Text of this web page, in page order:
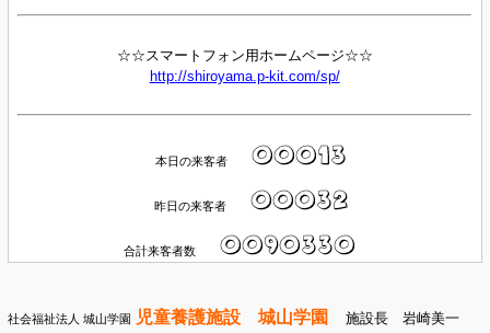
☆☆スマートフォン用ホームページ☆☆
http://shiroyama.p-kit.com/sp/
本日の来客者
昨日の来客者
合計来客者数
社会福祉法人 城山学園 児童養護施設 城山学園 施設長 岩崎美一